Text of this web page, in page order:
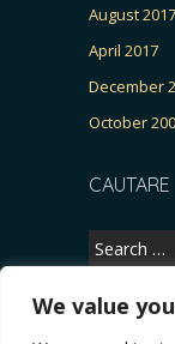
We value
August 2017
April 2017
December
October
CAUTARE
Search
for: